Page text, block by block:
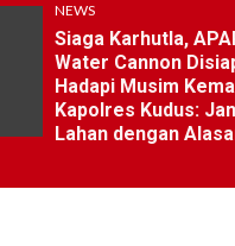
dan Program
Prabowo
NEWS
Istri AKP Padlun
Ungkap Dugaan
NEWS
Siaga Karhutla,
Water Cannon
Hadapi Musim
Kapolres Kudus:
Lahan dengan